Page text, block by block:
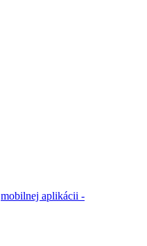
mobilnej aplikácii -